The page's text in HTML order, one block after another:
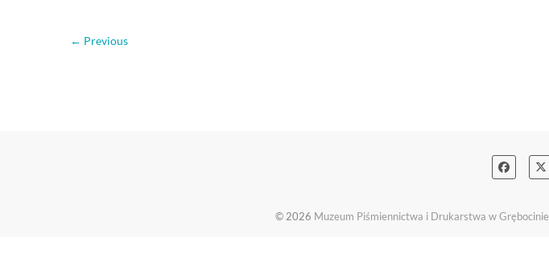
← Previous
© 2026 Muzeum Piśmiennictwa i Drukarstwa w Grębocinie